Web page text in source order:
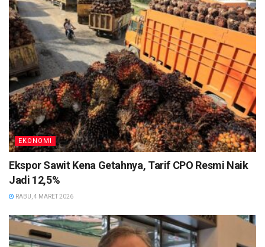
EKONOMI
Ekspor Sawit Kena Getahnya, Tarif CPO Resmi Naik
Jadi 12,5%
RABU, 4 MARET 2026